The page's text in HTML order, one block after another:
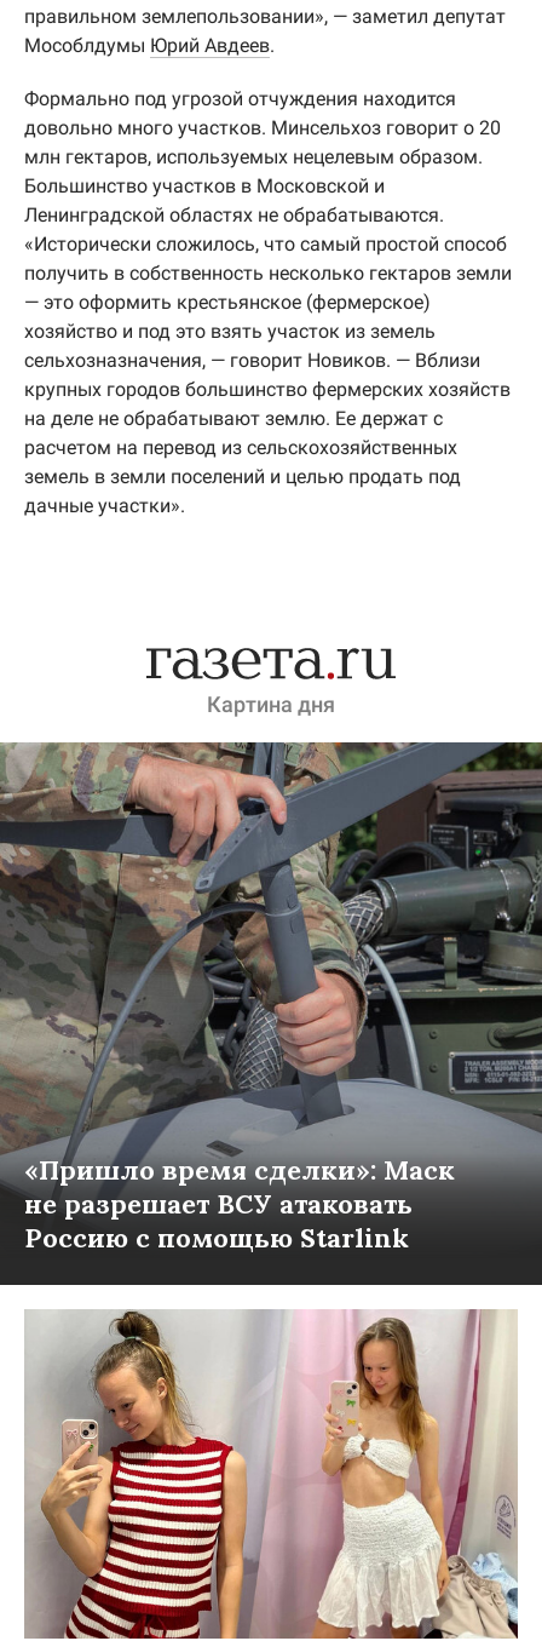
правильном землепользовании», — заметил депутат
Мособлдумы Юрий Авдеев.
Формально под угрозой отчуждения находится
довольно много участков. Минсельхоз говорит о 20
млн гектаров, используемых нецелевым образом.
Большинство участков в Московской и
Ленинградской областях не обрабатываются.
«Исторически сложилось, что самый простой способ
получить в собственность несколько гектаров земли
— это оформить крестьянское (фермерское)
хозяйство и под это взять участок из земель
сельхозназначения, — говорит Новиков. — Вблизи
крупных городов большинство фермерских хозяйств
на деле не обрабатывают землю. Ее держат с
расчетом на перевод из сельскохозяйственных
земель в земли поселений и целью продать под
дачные участки».
Картина дня
«Пришло время сделки»: Маск
не разрешает ВСУ атаковать
Россию с помощью Starlink